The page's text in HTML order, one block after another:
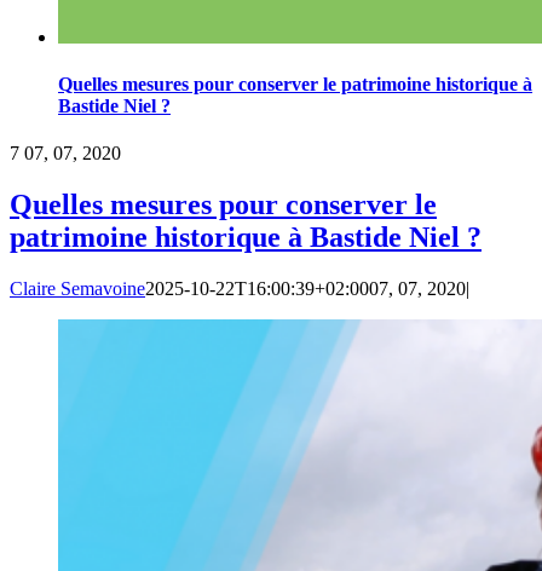
Quelles mesures pour conserver le patrimoine historique à
Bastide Niel ?
7 07, 07, 2020
Quelles mesures pour conserver le
patrimoine historique à Bastide Niel ?
Claire Semavoine2025-10-22T16:00:39+02:0007, 07, 2020|